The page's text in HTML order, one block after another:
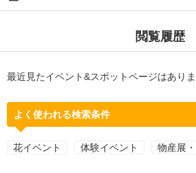
閲覧履歴
最近見たイベント&スポットページはありま
よく使われる検索条件
花イベント 体験イベント 物産展